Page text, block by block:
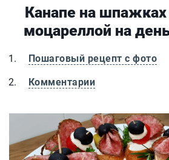
Канапе на
моцареллой на
Пошаговый рецепт с фото
Комментарии
Канапе на шпажках с салями и